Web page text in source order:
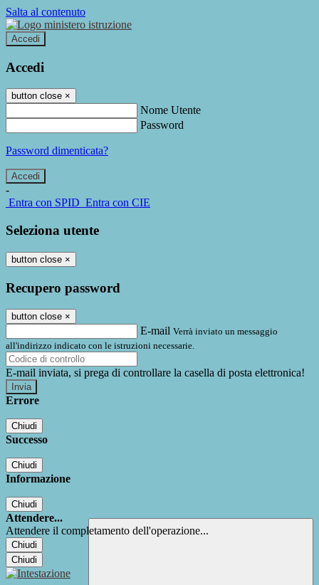
Salta al contenuto
Accedi
Accedi
button close ×
Nome Utente
Password
Password dimenticata?
-
Entra con SPID Entra con CIE
Seleziona utente
button close ×
Recupero password
button close ×
E-mail Verrà inviato un messaggio
all'indirizzo indicato con le istruzioni necessarie.
E-mail inviata, si prega di controllare la casella di posta elettronica!
Errore
Chiudi
Successo
Chiudi
Informazione
Chiudi
Attendere...
Attendere il completamento dell'operazione...
Chiudi
Chiudi